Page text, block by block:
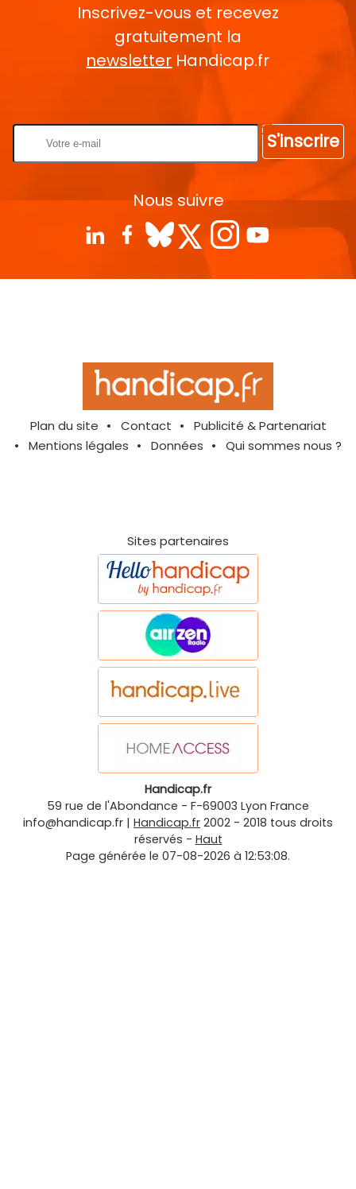
Inscrivez-vous et recevez
gratuitement la
newsletter Handicap.fr
S'inscrire
Nous suivre
Plan du site Contact
Publicité & Partenariat
Mentions légales
Données Qui sommes nous ?
Sites partenaires
Handicap.fr
59 rue de l'Abondance - F-69003 Lyon France
info@handicap.fr | Handicap.fr 2002 - 2018 tous droits
réservés - Haut
Page générée le 07-08-2026 à 12:53:08.